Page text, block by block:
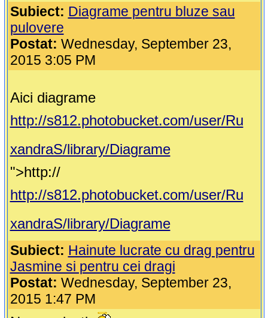
Subiect: Diagrame pentru bluze sau
pulovere
Postat: Wednesday, September 23,
2015 3:05 PM
Aici diagrame
http://s812.photobucket.com/user/Ru
xandraS/library/Diagrame
">http://
http://s812.photobucket.com/user/Ru
xandraS/library/Diagrame
Subiect: Hainute lucrate cu drag pentru
Jasmine si pentru cei dragi
Postat: Wednesday, September 23,
2015 1:47 PM